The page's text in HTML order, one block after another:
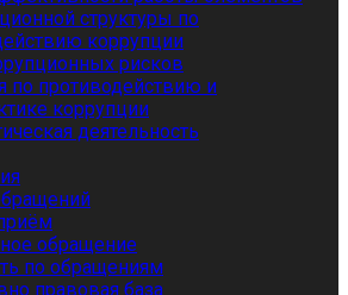
структуры по
коррупции
рисков
по противодействию и
коррупции
деятельность
обращение
по обращениям
правовая база